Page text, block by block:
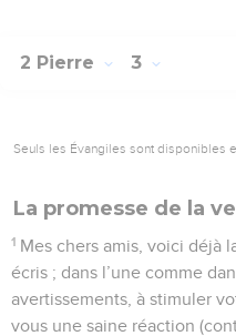
2 Pierre 3
Seuls les Évangiles sont disponibles
La promesse de la
1 Mes chers amis, voici déjà
écris ; dans l’une comme
avertissements, à stimuler
vous une saine réaction